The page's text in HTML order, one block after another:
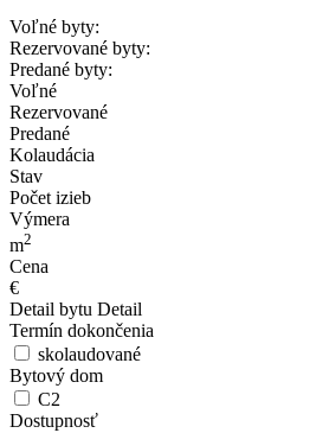
Voľné byty:
Rezervované byty:
Predané byty:
Voľné
Rezervované
Predané
Kolaudácia
Stav
Počet izieb
Výmera
m2
Cena
€
Detail bytu Detail
Termín dokončenia
skolaudované
Bytový dom
C2
Dostupnosť